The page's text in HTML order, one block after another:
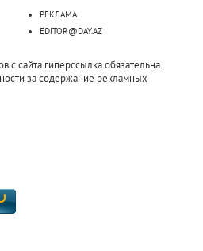
РЕКЛАМА
EDITOR@DAY.AZ
с сайта гиперссылка обязательна.
за содержание рекламных